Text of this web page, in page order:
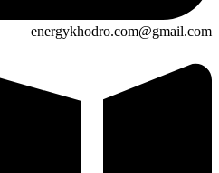
energykhodro.com@gmail.com